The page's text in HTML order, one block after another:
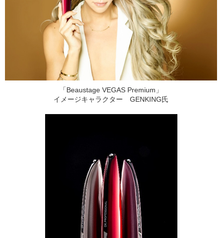
「Beaustage VEGAS Premium」
イメージキャラクター GENKING氏